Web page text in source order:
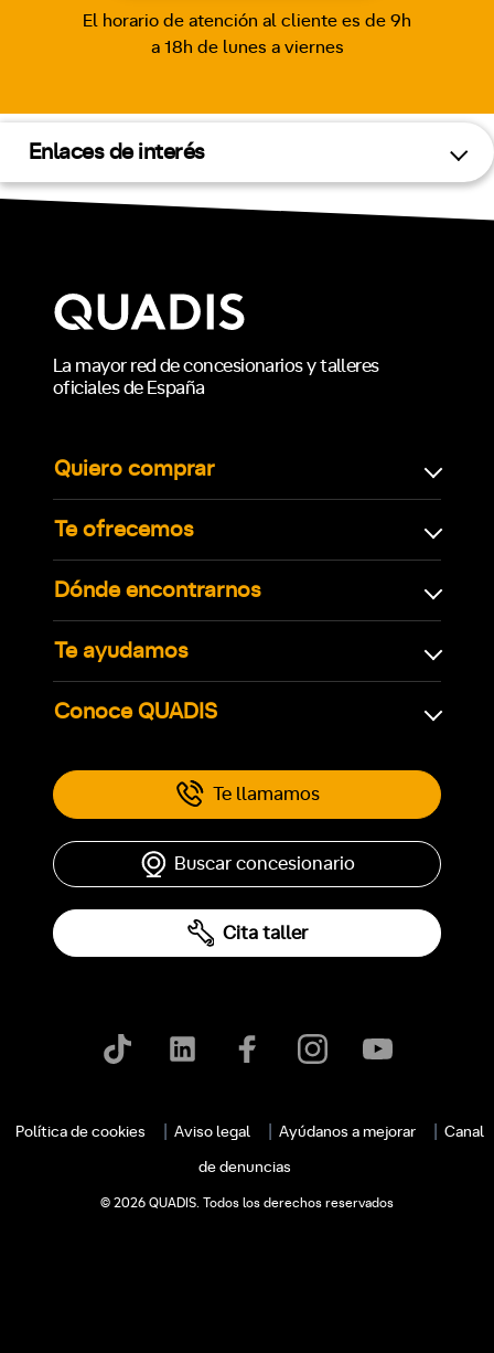
El horario de atención al cliente es de 9h
a 18h de lunes a viernes
Enlaces de interés
La mayor red de concesionarios y talleres
oficiales de España
Quiero comprar
Te ofrecemos
Dónde encontrarnos
Te ayudamos
Conoce QUADIS
Te llamamos
Buscar concesionario
Cita taller
Política de cookies Aviso legal Ayúdanos a mejorar Canal
de denuncias
© 2026 QUADIS. Todos los derechos reservados